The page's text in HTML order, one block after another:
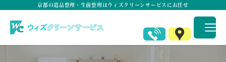
京都の遺品整理・生前整理はウィズクリーンサービスにお任せ